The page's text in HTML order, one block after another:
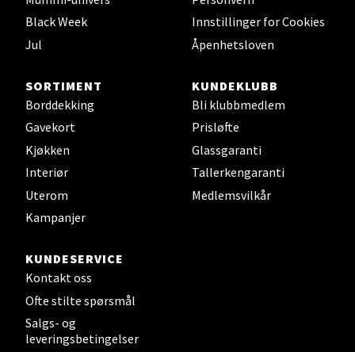
Black Week
Jul
Innstillinger for Cookies
Åpenhetsloven
SORTIMENT
Borddekking
Gavekort
Kjøkken
Interiør
Uterom
Kampanjer
KUNDEKLUBB
Bli klubbmedlem
Prisløfte
Glassgaranti
Tallerkengaranti
Medlemsvilkår
KUNDESERVICE
Kontakt oss
Ofte stilte spørsmål
Salgs- og
leveringsbetingelser
Leirvik - Stord
Torgbakken 2, 5401 Stord
0 i butikk
Oslo - Thon Senter Storo